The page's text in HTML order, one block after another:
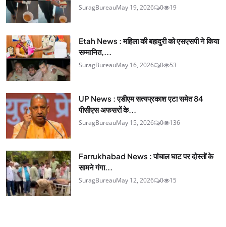
SuragBureauMay 19, 2026 0 19
Etah News : महिला की बहादुरी को एसएसपी ने किया
सम्मानित,...
SuragBureauMay 16, 2026 0 53
UP News : एडीएम सत्यप्रकाश एटा समेत 84
पीसीएस अफसरों के...
SuragBureauMay 15, 2026 0 136
Farrukhabad News : पांचाल घाट पर दोस्तों के
सामने गंगा...
SuragBureauMay 12, 2026 0 15